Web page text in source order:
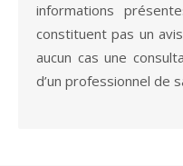
informations
constituent pas un
aucun cas une
d’un professionnel de